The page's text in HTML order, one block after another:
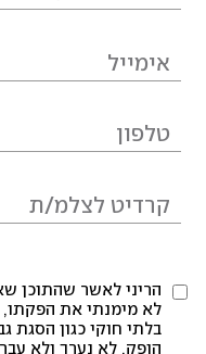
הריני לאשר שהתוכן
לא מימנתי את הפקתו,
בלתי חוקי כגון הסגת
הופק, לא נערך ולא